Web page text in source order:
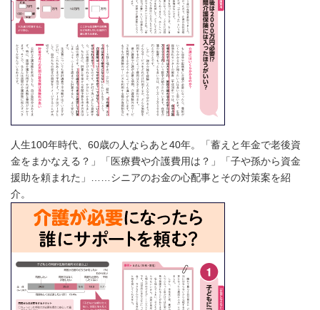
人生100年時代、60歳の人ならあと40年。「蓄えと年金で老後資
金をまかなえる？」「医療費や介護費用は？」「子や孫から資金
援助を頼まれた」……シニアのお金の心配事とその対策案を紹
介。